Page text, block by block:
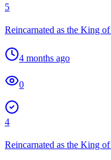
5
Reincarnated as the King
4 months ago
0
4
Reincarnated as the King